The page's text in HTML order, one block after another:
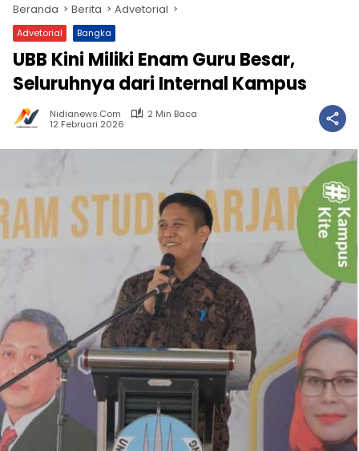
Beranda Berita Advetorial
Advetorial Bangka
UBB Kini Miliki Enam Guru Besar,
Seluruhnya dari Internal Kampus
Nidianews.com
2 Min Baca
12 Februari 2026